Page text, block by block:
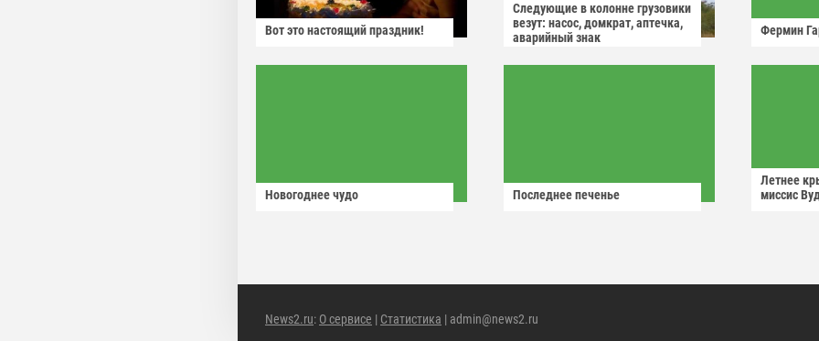
Вот это настоящий праздник!
Следующие в колонне грузовики
везут: насос, домкрат, аптечка,
аварийный знак
Фермин
Новогоднее чудо Последнее печенье
Летнее
миссис
News2.ru: О сервисе | Статистика | admin@news2.ru